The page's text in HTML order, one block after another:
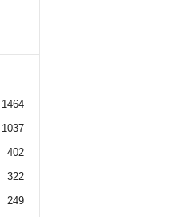
1464
1037
402
322
249